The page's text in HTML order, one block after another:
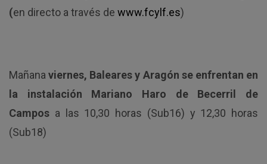
(en directo a través de www.fcylf.es)
Mañanaviernes, Baleares y Aragón se enfrentan en
la instalación Mariano Haro de Becerril de
Campos a las 10,30 horas (Sub16) y 12,30 horas
(Sub18)